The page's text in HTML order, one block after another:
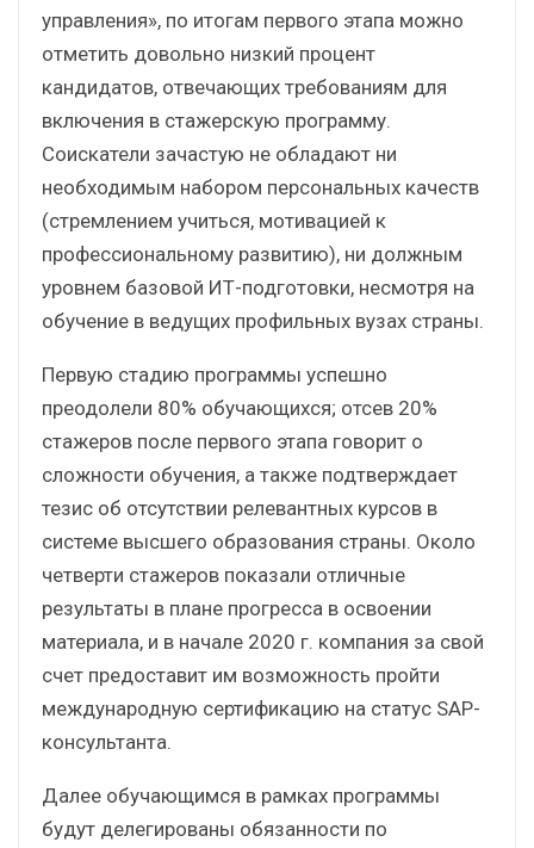
управления», по итогам первого этапа можно
отметить довольно низкий процент
кандидатов, отвечающих требованиям для
включения в стажерскую программу.
Соискатели зачастую не обладают ни
необходимым набором персональных качеств
(стремлением учиться, мотивацией к
профессиональному развитию), ни должным
уровнем базовой ИТ-подготовки, несмотря на
обучение в ведущих профильных вузах страны.
Первую стадию программы успешно
преодолели 80% обучающихся; отсев 20%
стажеров после первого этапа говорит о
сложности обучения, а также подтверждает
тезис об отсутствии релевантных курсов в
системе высшего образования страны. Около
четверти стажеров показали отличные
результаты в плане прогресса в освоении
материала, и в начале 2020 г. компания за свой
счет предоставит им возможность пройти
международную сертификацию на статус SAP-
консультанта.
Далее обучающимся в рамках программы
будут делегированы обязанности по